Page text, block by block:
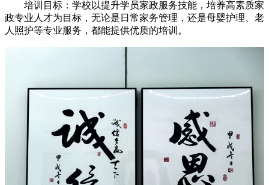
培训目标：学校以提升学员家政服务技能，培养高素质家
政专业人才为目标，无论是日常家务管理，还是母婴护理、老
人照护等专业服务，都能提供优质的培训。